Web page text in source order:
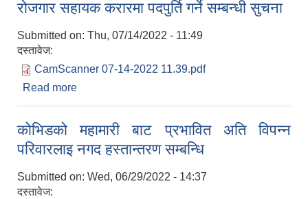
रोजगार सहायक करारमा पदपुर्ति गर्ने सम्बन्धी सुचना
Submitted on: Thu, 07/14/2022 - 11:49
दस्तावेज:
CamScanner 07-14-2022 11.39.pdf
Read more
कोभिडको महामारी बाट प्रभावित अति विपन्न
परिवारलाइ नगद हस्तान्तरण सम्बन्धि
Submitted on: Wed, 06/29/2022 - 14:37
दस्तावेज: